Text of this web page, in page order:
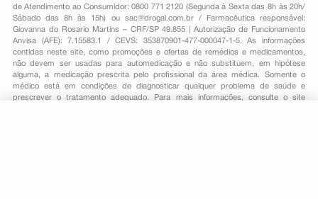
de Atendimento ao Consumidor: 0800 771 2120 (Segunda à Sexta das 8h às 20h/
Sábado das 8h às 15h) ou sac@drogal.com.br/ Farmacêutica responsável:
Giovanna do Rosario Martins – CRF/SP 49.855 | Autorização de Funcionamento
Anvisa (AFE): 7.15583.1 / CEVS: 353870901-477-000047-1-5. As informações
contidas neste site, como promoções e ofertas de remédios e medicamentos,
não devem ser usadas para automedicação e não substituem, em hipótese
alguma, a medicação prescrita pelo profissional da área médica. Somente o
médico está em condições de diagnosticar qualquer problema de saúde e
prescrever o tratamento adequado. Para mais informações, consulte o site